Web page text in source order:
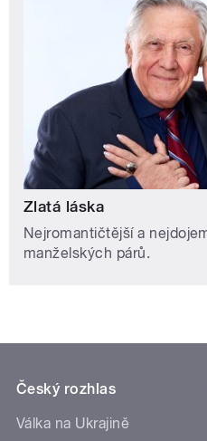
Zlatá láska
Nejromantičtější a
manželských párů.
Český rozhlas
Válka na Ukrajině